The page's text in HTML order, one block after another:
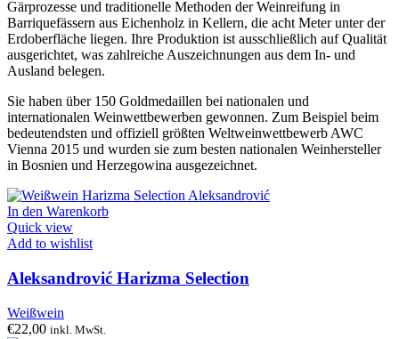
Gärprozesse und traditionelle Methoden der Weinreifung in
Barriquefässern aus Eichenholz in Kellern, die acht Meter unter der
Erdoberfläche liegen. Ihre Produktion ist ausschließlich auf Qualität
ausgerichtet, was zahlreiche Auszeichnungen aus dem In- und
Ausland belegen.
Sie haben über 150 Goldmedaillen bei nationalen und
internationalen Weinwettbewerben gewonnen. Zum Beispiel beim
bedeutendsten und offiziell größten Weltweinwettbewerb AWC
Vienna 2015 und wurden sie zum besten nationalen Weinhersteller
in Bosnien und Herzegowina ausgezeichnet.
In den Warenkorb
Quick view
Add to wishlist
Aleksandrović Harizma Selection
Weißwein
€22,00 inkl. MwSt.